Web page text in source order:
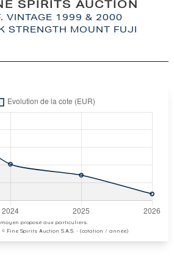
SPIRITS AUCTION
VINTAGE 1999 & 2000
STRENGTH MOUNT FUJI
proposé aux particuliers.
Fine Spirits Auction S.A.S. - (cotation / année)